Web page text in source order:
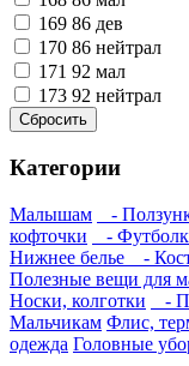
169 86 дев
170 86 нейтрал
171 92 мал
173 92 нейтрал
Категории
Малышам -
кофточки
-
Нижнее белье
-
Полезные вещи для
Носки, колготки
-
Мальчикам Флис,
одежда Головные